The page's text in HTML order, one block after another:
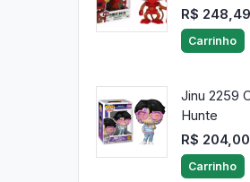
R$ 248,49
Carrinho
Jinu 2259
Hunte
R$ 204,00
Carrinho